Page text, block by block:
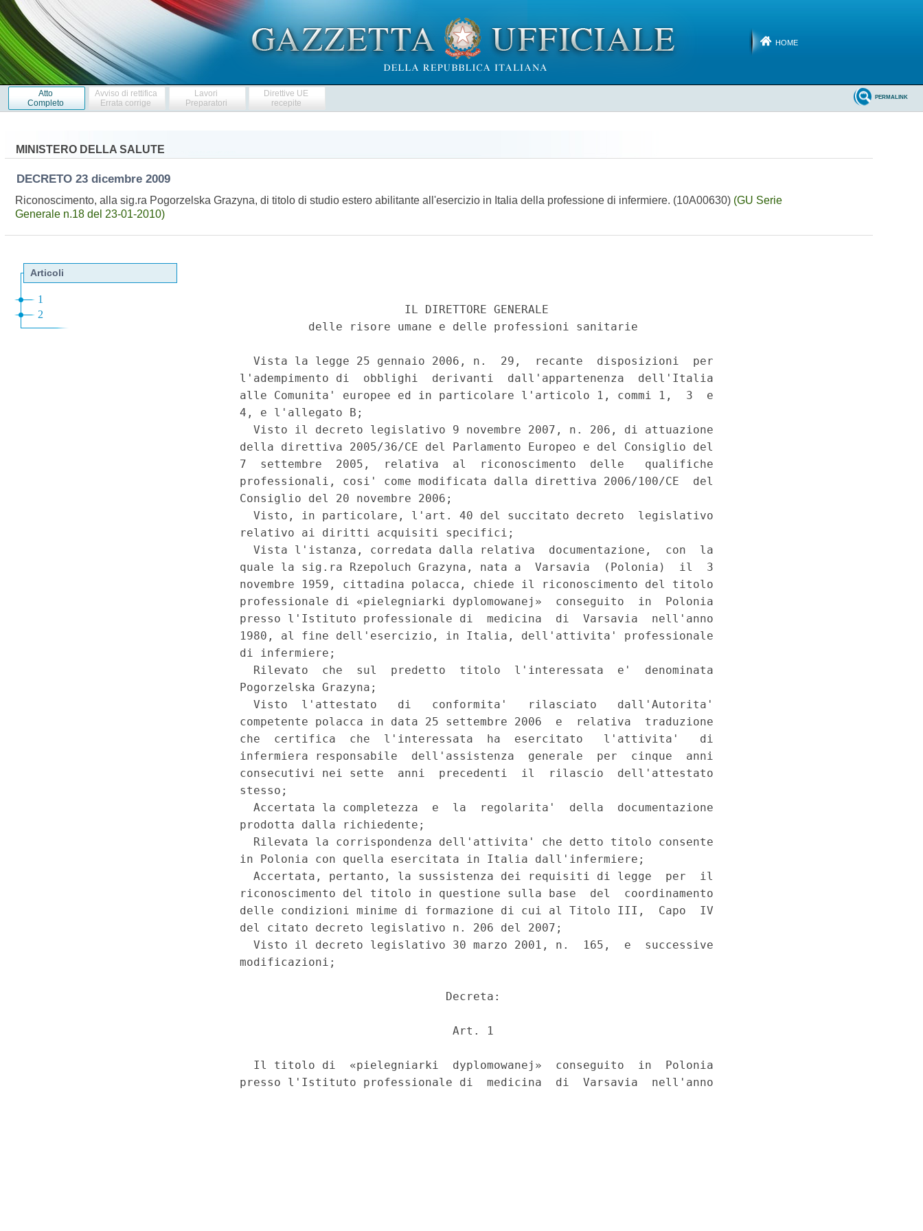
HOME
Atto
Completo
Avviso di rettifica
Errata corrige
Lavori
Preparatori
Direttive UE
recepite
PERMALINK
MINISTERO DELLA SALUTE
DECRETO 23 dicembre 2009
Riconoscimento, alla sig.ra Pogorzelska Grazyna, di titolo di studio estero abilitante all'esercizio in Italia della professione di infermiere. (10A00630) (GU Serie
Generale n.18 del 23-01-2010)